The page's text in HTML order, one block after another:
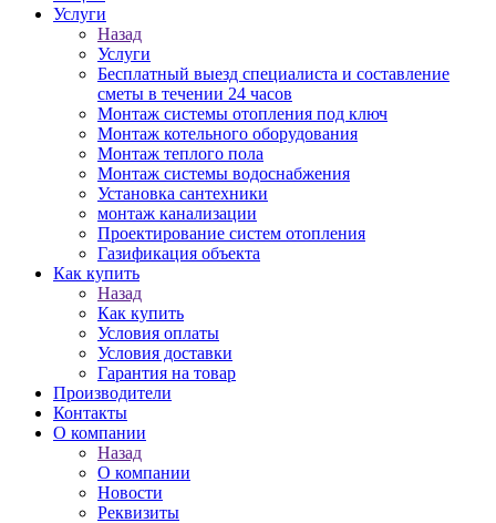
Услуги
Назад
Услуги
Бесплатный выезд специалиста и составление
сметы в течении 24 часов
Монтаж системы отопления под ключ
Монтаж котельного оборудования
Монтаж теплого пола
Монтаж системы водоснабжения
Установка сантехники
монтаж канализации
Проектирование систем отопления
Газификация объекта
Как купить
Назад
Как купить
Условия оплаты
Условия доставки
Гарантия на товар
Производители
Контакты
О компании
Назад
О компании
Новости
Реквизиты